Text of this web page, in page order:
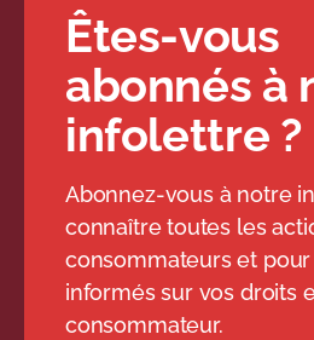
Êtes-vous
abonnés à
infolettre ?
Abonnez-vous à notre
connaître toutes les
consommateurs et
informés sur vos droits
consommateur.